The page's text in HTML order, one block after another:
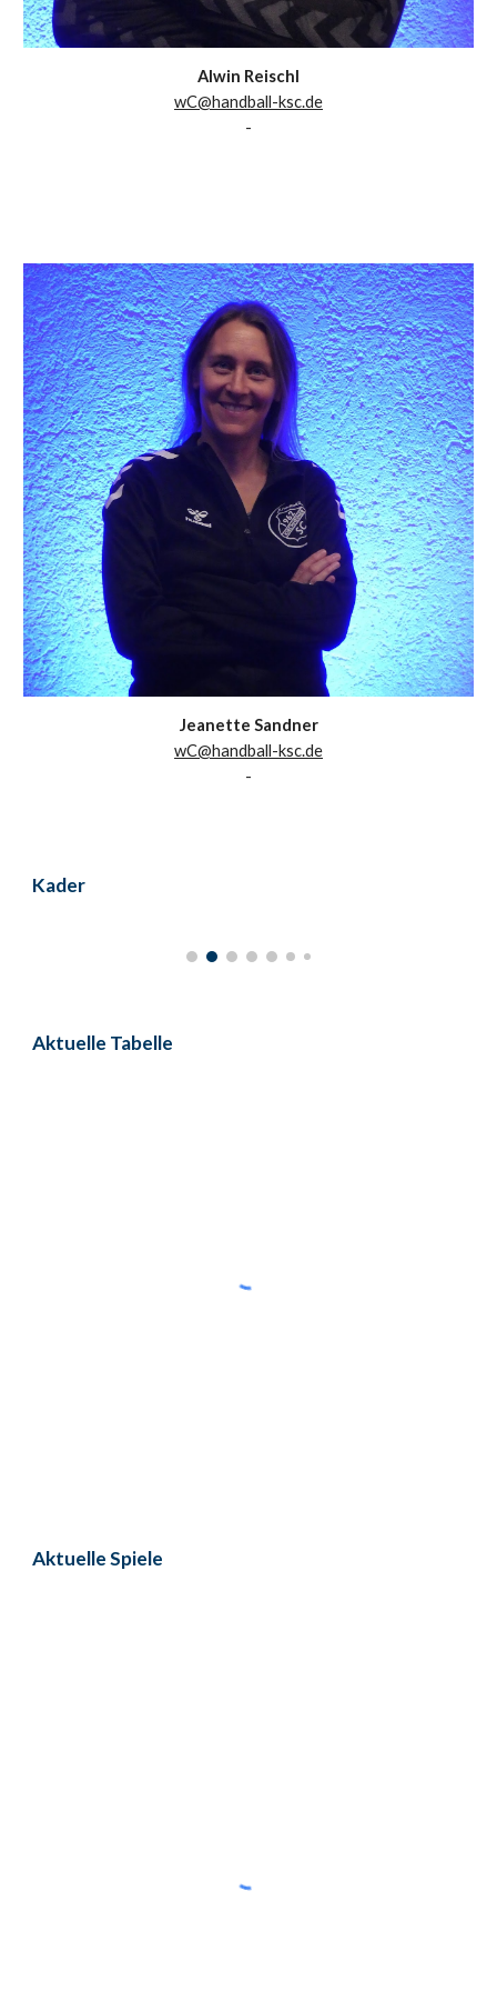
Alwin Reischl
wC@handball-ksc.de
-
Jeanette Sandner
wC@handball-ksc.de
-
Kader
Aktuelle Tabelle
AktuelleSpiele